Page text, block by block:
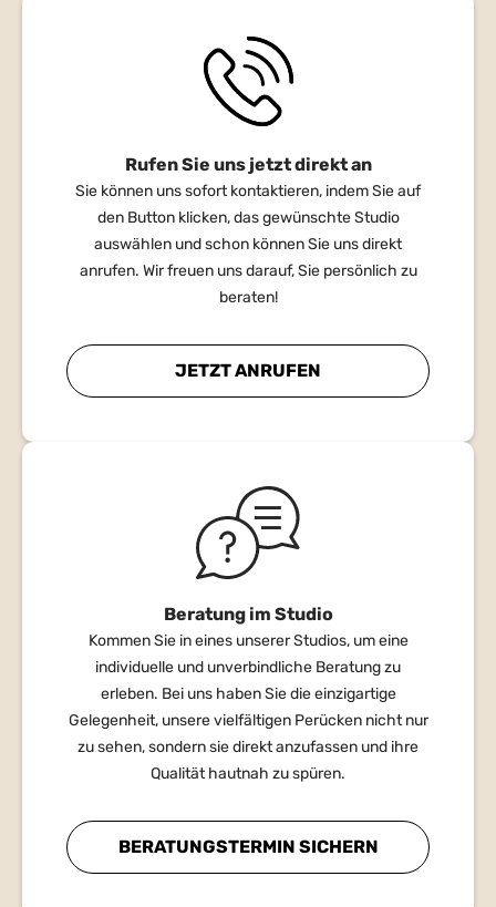
Rufen Sie uns jetzt direkt an
Sie können uns sofort kontaktieren, indem Sie auf
den Button klicken, das gewünschte Studio
auswählen und schon können Sie uns direkt
anrufen. Wir freuen uns darauf, Sie persönlich zu
beraten!
JETZT ANRUFEN
Beratung im Studio
Kommen Sie in eines unserer Studios, um eine
individuelle und unverbindliche Beratung zu
erleben. Bei uns haben Sie die einzigartige
Gelegenheit, unsere vielfältigen Perücken nicht nur
zu sehen, sondern sie direkt anzufassen und ihre
Qualität hautnah zu spüren.
BERATUNGSTERMIN SICHERN